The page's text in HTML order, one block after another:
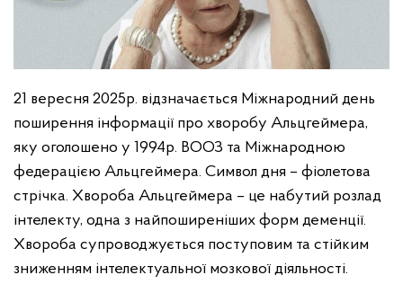
21 вересня 2025р. відзначається Міжнародний день
поширення інформації про хворобу Альцгеймера,
яку оголошено у 1994р. ВООЗ та Міжнародною
федерацією Альцгеймера. Символ дня – фіолетова
стрічка. Хвороба Альцгеймера – це набутий розлад
інтелекту, одна з найпоширеніших форм деменції.
Хвороба супроводжується поступовим та стійким
зниженням інтелектуальної мозкової діяльності.